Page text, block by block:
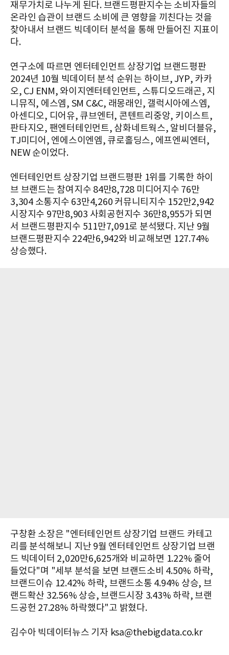
재무가치로 나누게 된다. 브랜드평판지수는 소비자들의
온라인 습관이 브랜드 소비에 큰 영향을 끼친다는 것을
찾아내서 브랜드 빅데이터 분석을 통해 만들어진 지표이
다.
연구소에 따르면 엔터테인먼트 상장기업 브랜드평판
2024년 10월 빅데이터 분석 순위는 하이브, JYP, 카카
오, CJ ENM, 와이지엔터테인먼트, 스튜디오드래곤, 지
니뮤직, 에스엠, SM C&C, 래몽래인, 갤럭시아에스엠,
아센디오, 디어유, 큐브엔터, 콘텐트리중앙, 키이스트,
판타지오, 팬엔터테인먼트, 삼화네트웍스, 알비더블유,
TJ미디어, 엔에스이엔엠, 큐로홀딩스, 에프엔씨엔터,
NEW 순이었다.
엔터테인먼트 상장기업 브랜드평판 1위를 기록한 하이
브 브랜드는 참여지수 84만8,728 미디어지수 76만
3,304 소통지수 63만4,260 커뮤니티지수 152만2,942
시장지수 97만8,903 사회공헌지수 36만8,955가 되면
서 브랜드평판지수 511만7,091로 분석됐다. 지난 9월
브랜드평판지수 224만6,942와 비교해보면 127.74%
상승했다.​
구창환 소장은 "엔터테인먼트 상장기업 브랜드 카테고
리를 분석해보니 지난 9월 엔터테인먼트 상장기업 브랜
드 빅데이터 2,020만6,625개와 비교하면 1.22% 줄어
들었다"며 "세부 분석을 보면 브랜드소비 4.50% 하락,
브랜드이슈 12.42% 하락, 브랜드소통 4.94% 상승, 브
랜드확산 32.56% 상승, 브랜드시장 3.43% 하락, 브랜
드공헌 27.28% 하락했다"고 밝혔다.
김수아 빅데이터뉴스 기자 ksa@thebigdata.co.kr